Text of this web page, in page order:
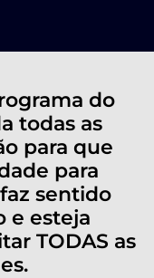
do
todas as
para que
para
sentido
e esteja
TODAS as